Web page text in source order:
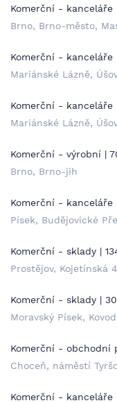
Komerční - kanceláře
Brno, Brno-město,
Komerční - kanceláře
Mariánské Lázně,
Komerční - kanceláře
Mariánské Lázně,
Komerční - výrobní |
Brno, Brno-jih
Komerční - kanceláře
Písek, Budějovické
Komerční - sklady |
Prostějov, Kojetínská
Komerční - sklady |
Moravský Písek,
Komerční - obchodní
Choceň, náměstí
Komerční - kanceláře